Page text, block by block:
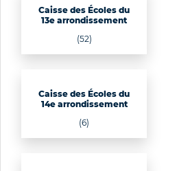
Caisse des Écoles du
13e arrondissement
(52)
Caisse des Écoles du
14e arrondissement
(6)